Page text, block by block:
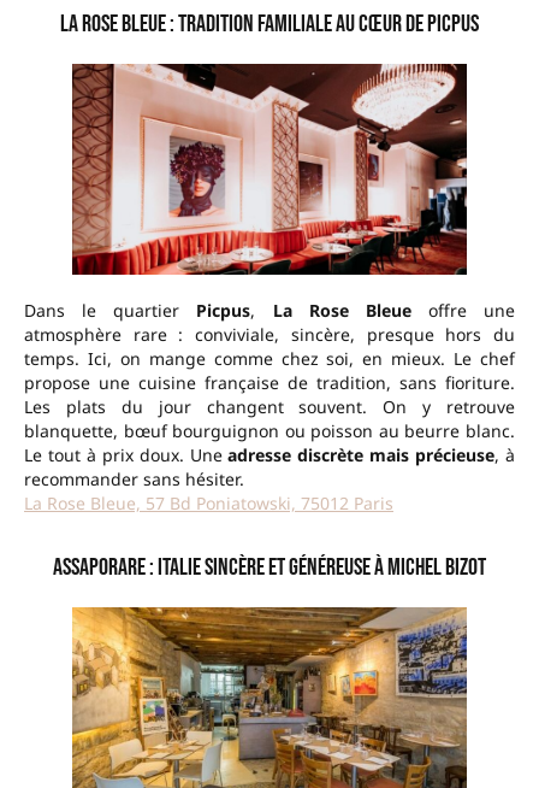
La Rose Bleue : tradition familiale au cœur de Picpus
Dans le quartier Picpus, La Rose Bleueoffre une
atmosphère rare : conviviale, sincère, presque hors du
temps. Ici, on mange comme chez soi, en mieux. Le chef
propose une cuisine française de tradition, sans fioriture.
Les plats du jour changent souvent. On y retrouve
blanquette, bœuf bourguignon ou poisson au beurre blanc.
Le tout à prix doux. Uneadresse discrète mais précieuse, à
recommander sans hésiter.
La Rose Bleue, 57 Bd Poniatowski, 75012 Paris
Assaporare : Italie sincère et généreuse à Michel Bizot